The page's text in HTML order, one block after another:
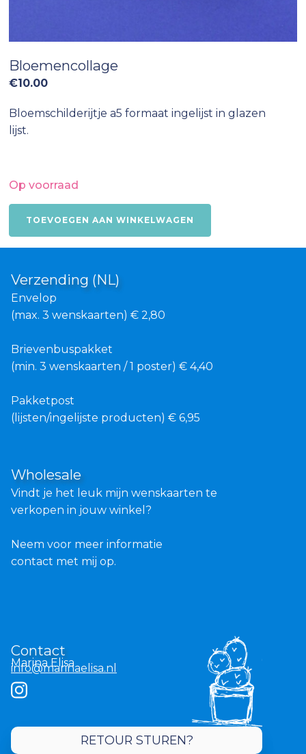
Bloemencollage
€10.00
Bloemschilderijtje a5 formaat ingelijst in glazen
lijst.
Op voorraad
Bloemencollage
TOEVOEGEN AAN WINKELWAGEN
Verzending (NL)
Envelop
(max. 3 wenskaarten) € 2,80
Brievenbuspakket
(min. 3 wenskaarten / 1 poster) € 4,40
Pakketpost
(lijsten/ingelijste producten) € 6,95
Wholesale
Vindt je het leuk mijn wenskaarten te
verkopen in jouw winkel?
Neem voor meer informatie
contact met mij op.
RETOUR STUREN?
Contact
Marina Elisa
info@marinaelisa.nl